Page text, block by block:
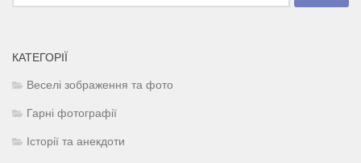
КАТЕГОРІЇ
Веселі зображення та фото
Гарні фотографії
Історії та анекдоти